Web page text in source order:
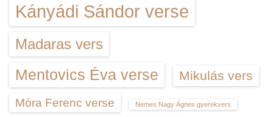
Kányádi Sándor verse
Madaras vers
Mentovics Éva verse Mikulás vers
Móra Ferenc verse Nemes Nagy Ágnes gyerekvers